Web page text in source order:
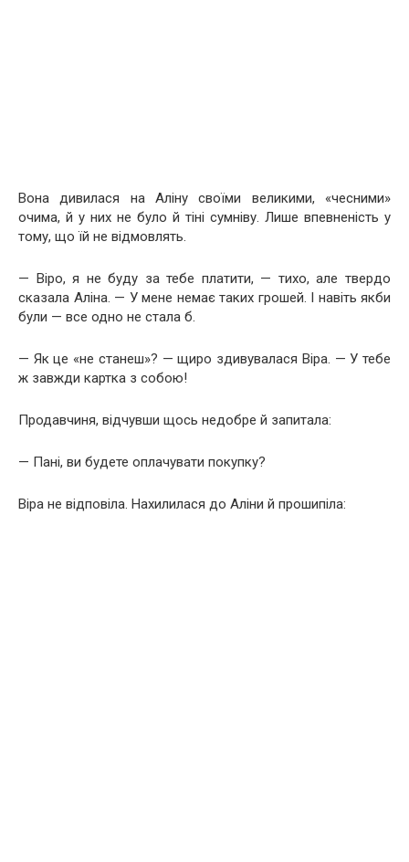
Вона дивилася на Аліну своїми великими, «чесними»
очима, й у них не було й тіні сумніву. Лише впевненість у
тому, що їй не відмовлять.
— Віро, я не буду за тебе платити, — тихо, але твердо
сказала Аліна. — У мене немає таких грошей. І навіть якби
були — все одно не стала б.
— Як це «не станеш»? — щиро здивувалася Віра. — У тебе
ж завжди картка з собою!
Продавчиня, відчувши щось недобре й запитала:
— Пані, ви будете оплачувати покупку?
Віра не відповіла. Нахилилася до Аліни й прошипіла: